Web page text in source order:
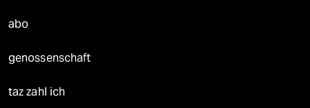
abo
genossenschaft
taz zahl ich